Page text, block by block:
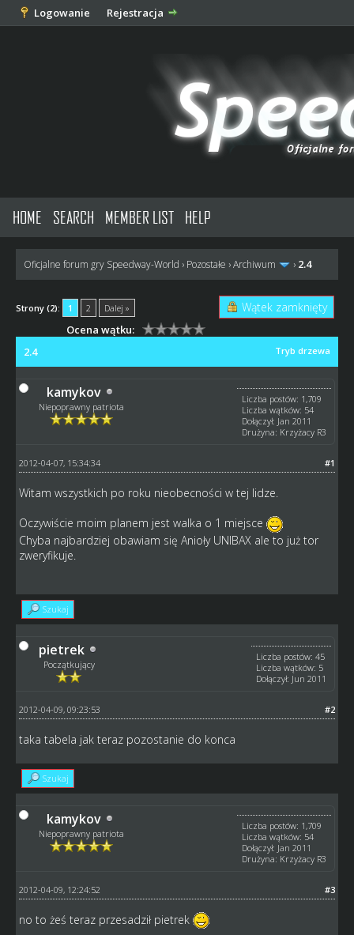
Logowanie Rejestracja
HOME SEARCH MEMBER LIST HELP
Oficjalne forum gry Speedway-World › Pozostałe ›Archiwum › 2.4
Strony (2): 1 2 Dalej » Wątek zamknięty
Ocena wątku:
Tryb drzewa
2.4
kamykov
Niepoprawny patriota
Liczba postów: 1,709
Liczba wątków: 54
Dołączył: Jan 2011
Drużyna: Krzyżacy R3
#1
2012-04-07, 15:34:34
Witam wszystkich po roku nieobecności w tej lidze.
Oczywiście moim planem jest walka o 1 miejsce
Chyba najbardziej obawiam się Anioły UNIBAX ale to już tor
zweryfikuje.
Szukaj
pietrek
Początkujący
Liczba postów: 45
Liczba wątków: 5
Dołączył: Jun 2011
#2
2012-04-09, 09:23:53
taka tabela jak teraz pozostanie do konca
Szukaj
kamykov
Niepoprawny patriota
Liczba postów: 1,709
Liczba wątków: 54
Dołączył: Jan 2011
Drużyna: Krzyżacy R3
#3
2012-04-09, 12:24:52
no to żeś teraz przesadził pietrek